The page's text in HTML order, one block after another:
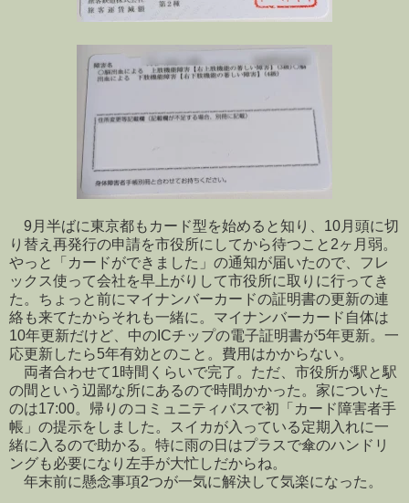
9月半ばに東京都もカード型を始めると知り、10月頭に切
り替え再発行の申請を市役所にしてから待つこと2ヶ月弱。
やっと「カードができました」の通知が届いたので、フレ
ックス使って会社を早上がりして市役所に取りに行ってき
た。ちょっと前にマイナンバーカードの証明書の更新の連
絡も来てたからそれも一緒に。マイナンバーカード自体は
10年更新だけど、中のICチップの電子証明書が5年更新。一
応更新したら5年有効とのこと。費用はかからない。
両者合わせて1時間くらいで完了。ただ、市役所が駅と駅
の間という辺鄙な所にあるので時間かかった。家についた
のは17:00。帰りのコミュニティバスで初「カード障害者手
帳」の提示をしました。スイカが入っている定期入れに一
緒に入るので助かる。特に雨の日はプラスで傘のハンドリ
ングも必要になり左手が大忙しだからね。
年末前に懸念事項2つが一気に解決して気楽になった。